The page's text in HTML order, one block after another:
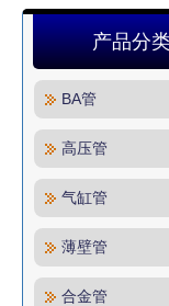
产品分
BA管
高压管
气缸管
薄壁管
合金管